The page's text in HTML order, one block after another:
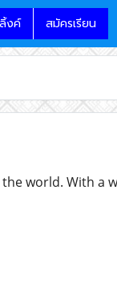
ลิ้งค์ สมัครเรียน
world. With a